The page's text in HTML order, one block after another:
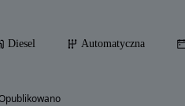
Diesel Automatyczna